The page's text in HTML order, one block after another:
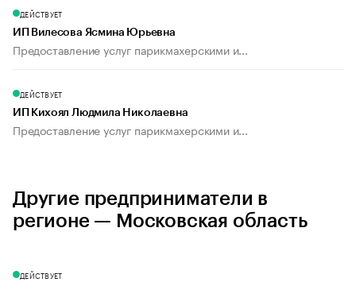
ДЕЙСТВУЕТ
ИП Вилесова Ясмина Юрьевна
Предоставление услуг парикмахерскими и...
ДЕЙСТВУЕТ
ИП Кихоял Людмила Николаевна
Предоставление услуг парикмахерскими и...
Другие предприниматели в
регионе — Московская область
ДЕЙСТВУЕТ